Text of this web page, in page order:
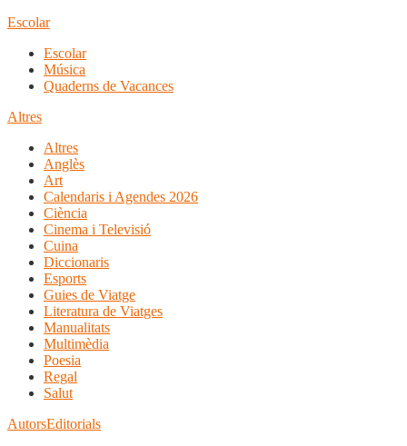
Escolar
Escolar
Música
Quaderns de Vacances
Altres
Altres
Anglès
Art
Calendaris i Agendes 2026
Ciència
Cinema i Televisió
Cuina
Diccionaris
Esports
Guies de Viatge
Literatura de Viatges
Manualitats
Multimèdia
Poesia
Regal
Salut
AutorsEditorials